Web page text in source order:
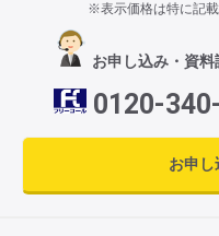
※表示価格は特に記
お申し込み・資
0120-
お申し